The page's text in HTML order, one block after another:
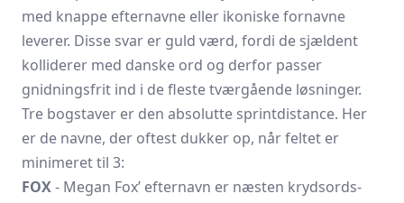
med knappe efternavne eller ikoniske fornavne
leverer. Disse svar er guld værd, fordi de sjældent
kolliderer med danske ord og derfor passer
gnidningsfrit ind i de fleste tværgående løsninger.
Tre bogstaver er den absolutte sprint­distance. Her
er de navne, der oftest dukker op, når feltet er
minimeret til 3:
FOX- Megan Fox’ efternavn er næsten krydsords­